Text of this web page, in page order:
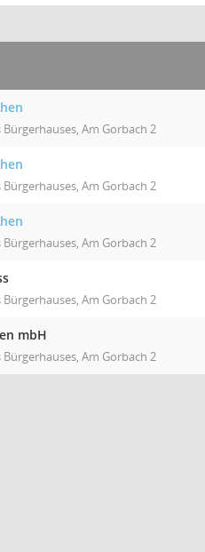
Am Gorbach 2
Am Gorbach 2
Am Gorbach 2
Am Gorbach 2
mbH
Am Gorbach 2